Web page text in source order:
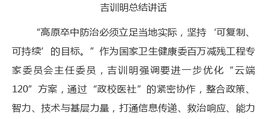
吉训明总结讲话
“高原卒中防治必须立足当地实际，坚持‘可复制、
可持续’的目标。”作为国家卫生健康委百万减残工程专
家委员会主任委员，吉训明强调要进一步优化“云端
120”方案，通过“政校医社”的紧密协作，整合政策、
智力、技术与基层力量，打通信息传递、救治响应、能力